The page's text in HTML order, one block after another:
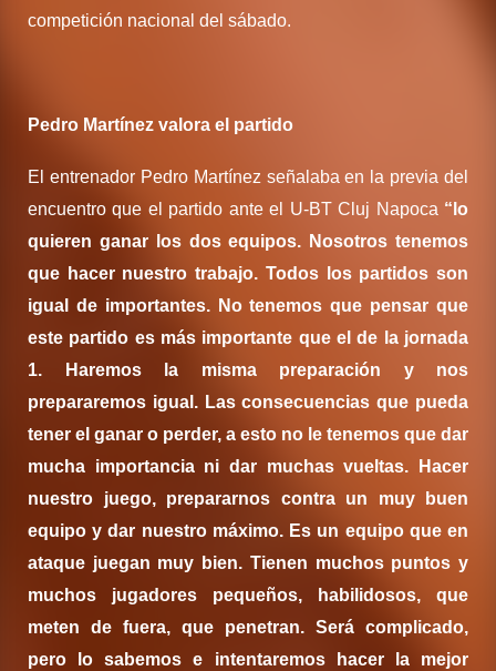
competición nacional del sábado.
Pedro Martínez valora el partido
El entrenador Pedro Martínez señalaba en la previa del
encuentro que el partido ante el U-BT Cluj Napoca “lo
quieren ganar los dos equipos. Nosotros tenemos
que hacer nuestro trabajo. Todos los partidos son
igual de importantes. No tenemos que pensar que
este partido es más importante que el de la jornada
1. Haremos la misma preparación y nos
prepararemos igual. Las consecuencias que pueda
tener el ganar o perder, a esto no le tenemos que dar
mucha importancia ni dar muchas vueltas. Hacer
nuestro juego, prepararnos contra un muy buen
equipo y dar nuestro máximo. Es un equipo que en
ataque juegan muy bien. Tienen muchos puntos y
muchos jugadores pequeños, habilidosos, que
meten de fuera, que penetran. Será complicado,
pero lo sabemos e intentaremos hacer la mejor